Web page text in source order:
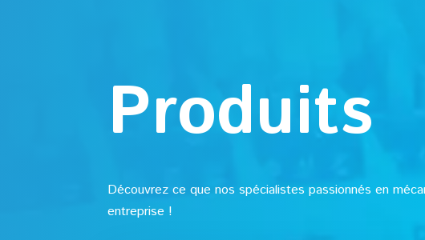
Produits
Découvrez ce que nos spécialistes passionnés en
entreprise !